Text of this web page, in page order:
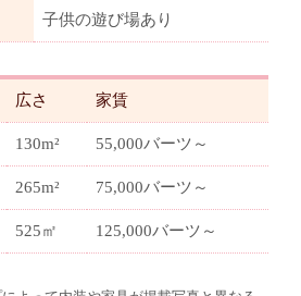
子供の遊び場あり
広さ 家賃
130m² 55,000バーツ～
265m² 75,000バーツ～
525㎡ 125,000バーツ～